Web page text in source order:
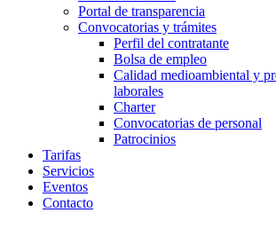
Portal de transparencia
Convocatorias y trámites
Perfil del contratante
Bolsa de empleo
Calidad medioambiental y
laborales
Charter
Convocatorias de personal
Patrocinios
Tarifas
Servicios
Eventos
Contacto